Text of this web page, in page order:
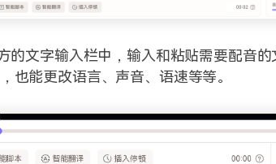
的文字输入栏中，输入和粘贴需要配音的
也能更改语言、声音、语速等等。